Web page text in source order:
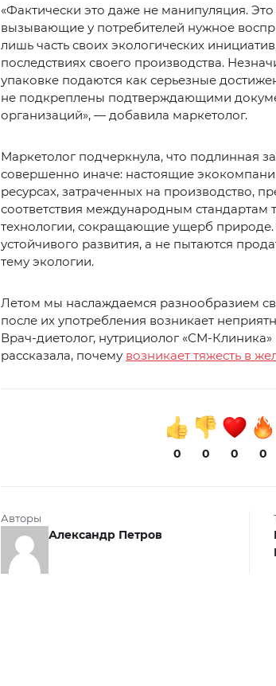
«Фактически это даже не манипуляция.
вызывающие у потребителей нужное
лишь часть своих экологических
последствиях своего производства.
упаковке подаются как серьезные
не подкреплены подтверждающими
организаций», — добавила маркетолог.
Маркетолог подчеркнула, что подлинная
совершенно иначе: настоящие
ресурсах, затраченных на производство,
соответствия международным стандартам
технологии, сокращающие ущерб природе.
устойчивого развития, а не пытаются
тему экологии.
Летом мы наслаждаемся разнообразием
после их употребления возникает
Врач-диетолог, нутрициолог «СМ-
рассказала, почему возникает тяжесть в
0 0 0 0
Авторы
Александр Петров